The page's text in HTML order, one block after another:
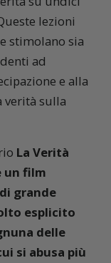
lezioni
stimolano sia
ad
e alla
verità sulla
La Verità
un film
grande
esplicito
delle
si abusa più